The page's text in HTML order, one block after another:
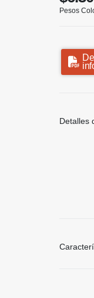
Pesos
Detalles